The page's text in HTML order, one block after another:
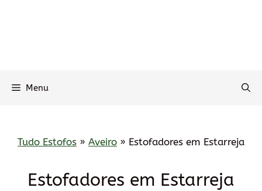
Menu
Tudo Estofos » Aveiro » Estofadores em Estarreja
Estofadores em Estarreja